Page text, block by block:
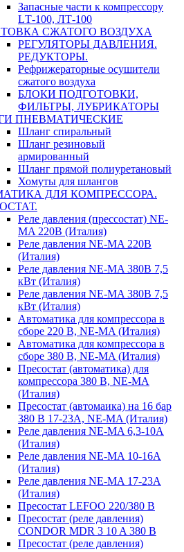
Запасные части к компрессору
LТ-100, ЛТ-100
СЖАТОГО ВОЗДУХА
РЕГУЛЯТОРЫ ДАВЛЕНИЯ.
РЕДУКТОРЫ.
Рефрижераторные осушители
сжатого воздуха
БЛОКИ ПОДГОТОВКИ,
ФИЛЬТРЫ, ЛУБРИКАТОРЫ
ПНЕВМАТИЧЕСКИЕ
Шланг спиральный
Шланг резиновый
армированный
Шланг прямой полиуретановый
Хомуты для шлангов
ДЛЯ КОМПРЕССОРА.
Реле давления (прессостат) NE-
MA 220В (Италия)
Реле давления NE-MA 220В
(Италия)
Реле давления NE-MA 380В 7,5
кВт (Италия)
Реле давления NE-MA 380В 7,5
кВт (Италия)
Автоматика для компрессора в
сборе 220 В, NE-MA (Италия)
Автоматика для компрессора в
сборе 380 В, NE-MA (Италия)
Пресостат (автоматика) для
компрессора 380 В, NE-MA
(Италия)
Пресостат (автомаика) на 16 бар
380 В 17-23А, NE-MA (Италия)
Реле давления NE-MA 6,3-10A
(Италия)
Реле давления NE-MA 10-16A
(Италия)
Реле давления NE-MA 17-23A
(Италия)
Пресостат LEFOO 220/380 В
Пресостат (реле давления)
CONDOR MDR 3 10 A 380 В
Пресостат (реле давления)